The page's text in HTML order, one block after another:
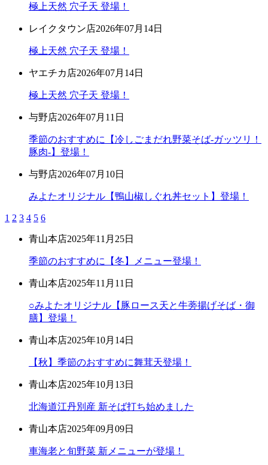
極上天然 穴子天 登場！
レイクタウン店2026年07月14日
極上天然 穴子天 登場！
ヤエチカ店2026年07月14日
極上天然 穴子天 登場！
与野店2026年07月11日
季節のおすすめに【冷しごまだれ野菜そば-ガッツリ！
豚肉-】登場！
与野店2026年07月10日
みよたオリジナル【鴨山椒しぐれ丼セット】登場！
1 2 3 4 5 6
青山本店2025年11月25日
季節のおすすめに【冬】メニュー登場！
青山本店2025年11月11日
○みよたオリジナル【豚ロース天と牛蒡揚げそば・御
膳】登場！
青山本店2025年10月14日
【秋】季節のおすすめに舞茸天登場！
青山本店2025年10月13日
北海道江丹別産 新そば打ち始めました
青山本店2025年09月09日
車海老と旬野菜 新メニューが登場！